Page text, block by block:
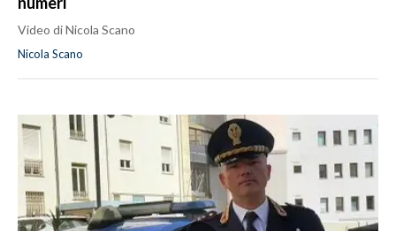
Video di Nicola Scano
Nicola Scano